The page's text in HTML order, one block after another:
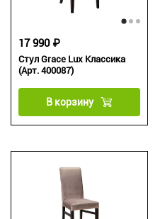
Стул Grace Lux Классика
(Арт. 400087)
17 990 ₽
В корзину